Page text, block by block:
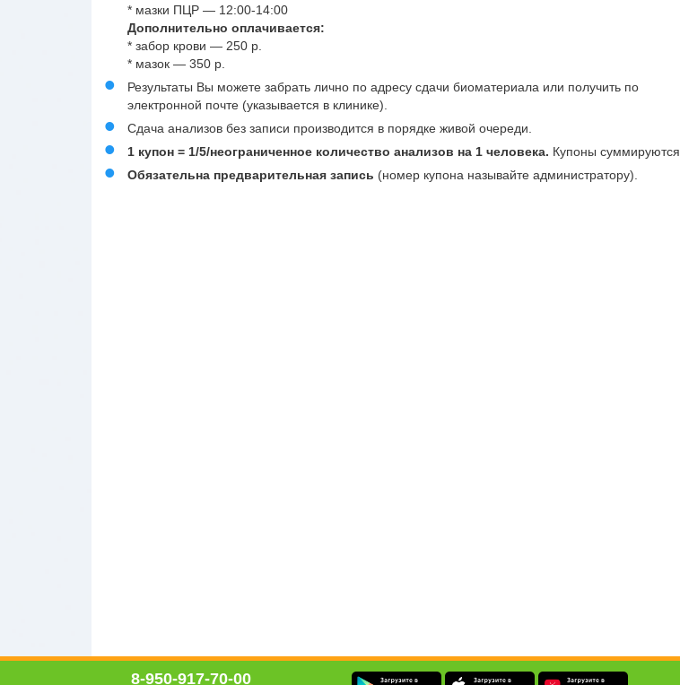
* мазки ПЦР — 12:00-14:00
Дополнительно оплачивается:
* забор крови — 250 р.
* мазок — 350 р.
Результаты Вы можете забрать лично по адресу сдачи биоматериала или получить по
электронной почте (указывается в клинике).
Сдача анализов без записи производится в порядке живой очереди.
1 купон = 1/5/неограниченное количество анализов на 1 человека. Купоны суммируются.
Обязательна предварительная запись (номер купона называйте администратору).
8-950-917-70-00